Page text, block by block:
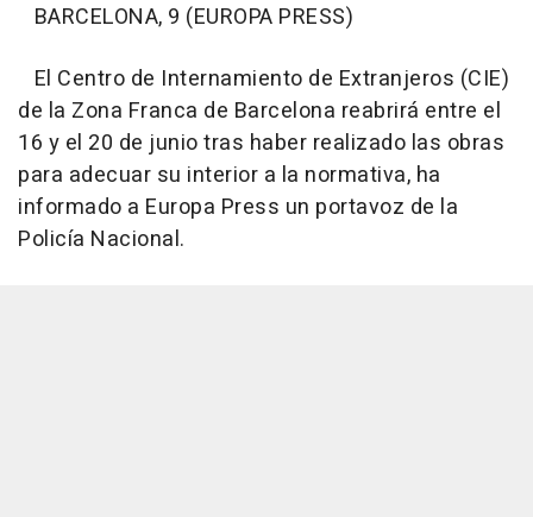
BARCELONA, 9 (EUROPA PRESS)
El Centro de Internamiento de Extranjeros (CIE)
de la Zona Franca de Barcelona reabrirá entre el
16 y el 20 de junio tras haber realizado las obras
para adecuar su interior a la normativa, ha
informado a Europa Press un portavoz de la
Policía Nacional.